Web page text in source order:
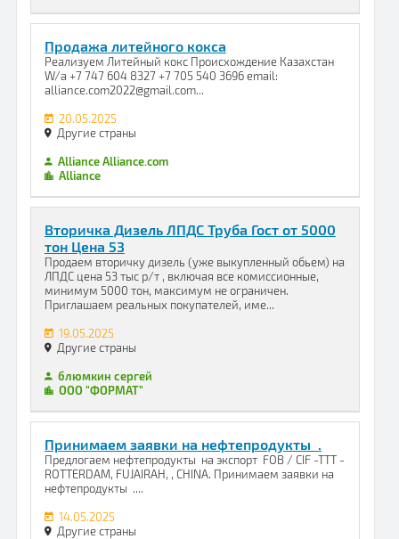
Продажа литейного кокса
Реализуем Литейный кокс Происхождение Казахстан
W/a +7 747 604 8327 +7 705 540 3696 email:
alliance.com2022@gmail.com...
20.05.2025
Другие страны
Alliance Alliance.com
Alliance
Вторичка Дизель ЛПДС Труба Гост от 5000
тон Цена 53
Продаем вторичку дизель (уже выкупленный обьем) на
ЛПДС цена 53 тыс р/т , включая все комиссионные,
минимум 5000 тон, максимум не ограничен.
Приглашаем реальных покупателей, име...
19.05.2025
Другие страны
блюмкин сергей
ООО "ФОРМАТ"
Принимаем заявки на нефтепродукты .
Предлогаем нефтепродукты на экспорт FOB / CIF -TTT -
ROTTERDAM, FUJAIRAH, , CHINA. Принимаем заявки на
нефтепродукты ....
14.05.2025
Другие страны